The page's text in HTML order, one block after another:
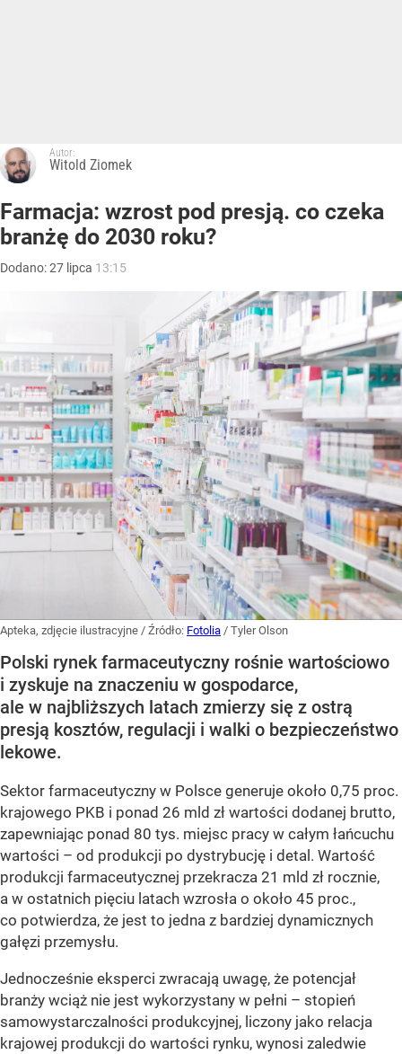
Autor:
Witold Ziomek
Farmacja: wzrost pod presją. co czeka
branżę do 2030 roku?
Dodano:27 lipca 13:15
Apteka, zdjęcie ilustracyjne / Źródło: Fotolia / Tyler Olson
Polski rynek farmaceutyczny rośnie wartościowo
i zyskuje na znaczeniu w gospodarce,
ale w najbliższych latach zmierzy się z ostrą
presją kosztów, regulacji i walki o bezpieczeństwo
lekowe.
Sektor farmaceutyczny w Polsce generuje około 0,75 proc.
krajowego PKB i ponad 26 mld zł wartości dodanej brutto,
zapewniając ponad 80 tys. miejsc pracy w całym łańcuchu
wartości – od produkcji po dystrybucję i detal. Wartość
produkcji farmaceutycznej przekracza 21 mld zł rocznie,
a w ostatnich pięciu latach wzrosła o około 45 proc.,
co potwierdza, że jest to jedna z bardziej dynamicznych
gałęzi przemysłu.
Jednocześnie eksperci zwracają uwagę, że potencjał
branży wciąż nie jest wykorzystany w pełni – stopień
samowystarczalności produkcyjnej, liczony jako relacja
krajowej produkcji do wartości rynku, wynosi zaledwie